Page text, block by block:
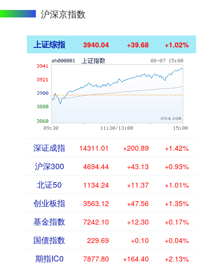
沪深京指数
上证综指 3940.04 +39.68 +1.02%
深证成指 14311.01 +200.89 +1.42%
沪深300 4694.44 +43.13 +0.93%
北证50 1134.24 +11.37 +1.01%
创业板指 3563.12 +47.56 +1.35%
基金指数 7242.10 +12.30 +0.17%
国债指数 229.69 +0.10 +0.04%
期指IC0 7877.80 +164.40 +2.13%